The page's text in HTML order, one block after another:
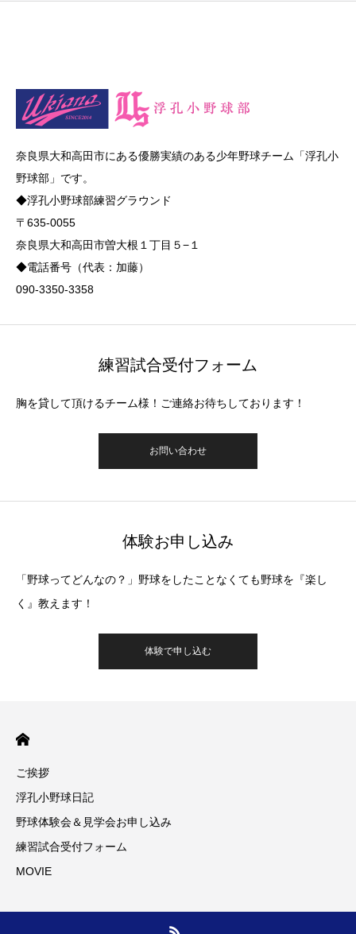
奈良県大和高田市にある優勝実績のある少年野球チーム「浮孔小
野球部」です。
◆浮孔小野球部練習グラウンド
〒635-0055
奈良県大和高田市曽大根１丁目５−１
◆電話番号（代表：加藤）
090-3350-3358
練習試合受付フォーム
胸を貸して頂けるチーム様！ご連絡お待ちしております！
お問い合わせ
体験お申し込み
「野球ってどんなの？」野球をしたことなくても野球を『楽し
く』教えます！
体験で申し込む
ご挨拶
浮孔小野球日記
野球体験会＆見学会お申し込み
練習試合受付フォーム
MOVIE